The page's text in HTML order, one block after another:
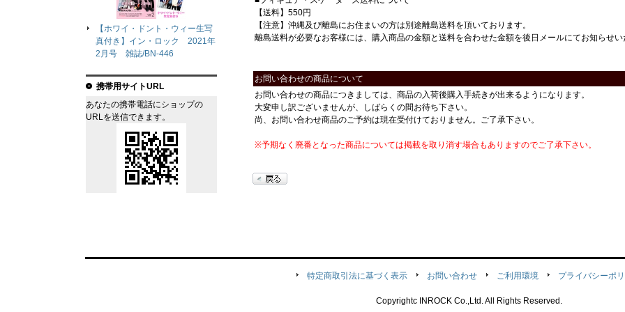
【送料】550円
【注意】沖縄及び離島にお住まいの方は別途離島送料を頂いております。
離島送料が必要なお客様には、購入商品の金額と送料を合わせた金額を後日メールにてお知らせい
お問い合わせの商品について
お問い合わせの商品につきましては、商品の入荷後購入手続きが出来るようになります。
大変申し訳ございませんが、しばらくの間お待ち下さい。
尚、お問い合わせ商品のご予約は現在受付けておりません。ご了承下さい。
※予期なく廃番となった商品については掲載を取り消す場合もありますのでご了承下さい。
【ホワイ・ドント・ウィー生写
真付き】イン・ロック 2021年
2月号 雑誌/BN-446
携帯用サイトURL
あなたの携帯電話にショップの
URLを送信できます。
特定商取引法に基づく表示 お問い合わせ ご利用環境 プライバシーポ
Copyrightc INROCK Co.,Ltd. All Rights Reserved.